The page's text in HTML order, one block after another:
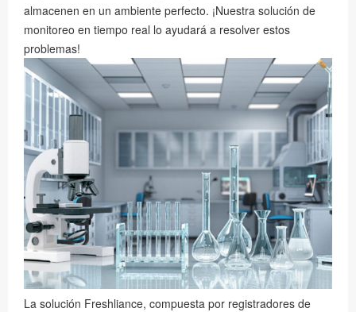
almacenen en un ambiente perfecto. ¡Nuestra solución de
monitoreo en tiempo real lo ayudará a resolver estos
problemas!
La solución Freshliance, compuesta por registradores de